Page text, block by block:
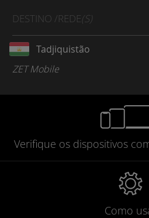
DESTINO /REDE(S)
Tadjiquistão
ZET Mobile
Verifique os dispositivos
Como